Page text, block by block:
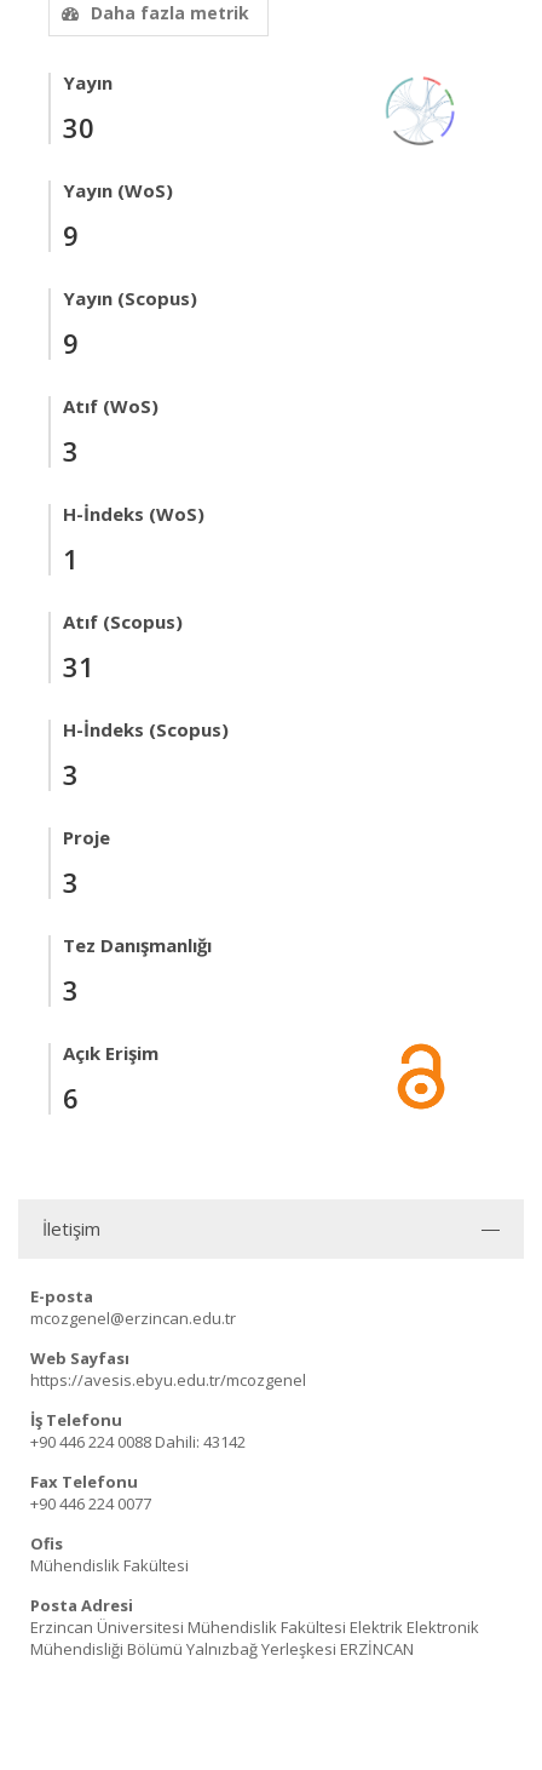
Daha fazla metrik
Yayın
30
Yayın (WoS)
9
Yayın (Scopus)
9
Atıf (WoS)
3
H-İndeks (WoS)
1
Atıf (Scopus)
31
H-İndeks (Scopus)
3
Proje
3
Tez Danışmanlığı
3
Açık Erişim
6
İletişim
E-posta
mcozgenel@erzincan.edu.tr
Web Sayfası
https://avesis.ebyu.edu.tr/mcozgenel
İş Telefonu
+90 446 224 0088 Dahili: 43142
Fax Telefonu
+90 446 224 0077
Ofis
Mühendislik Fakültesi
Posta Adresi
Erzincan Üniversitesi Mühendislik Fakültesi Elektrik Elektronik
Mühendisliği Bölümü Yalnızbağ Yerleşkesi ERZİNCAN